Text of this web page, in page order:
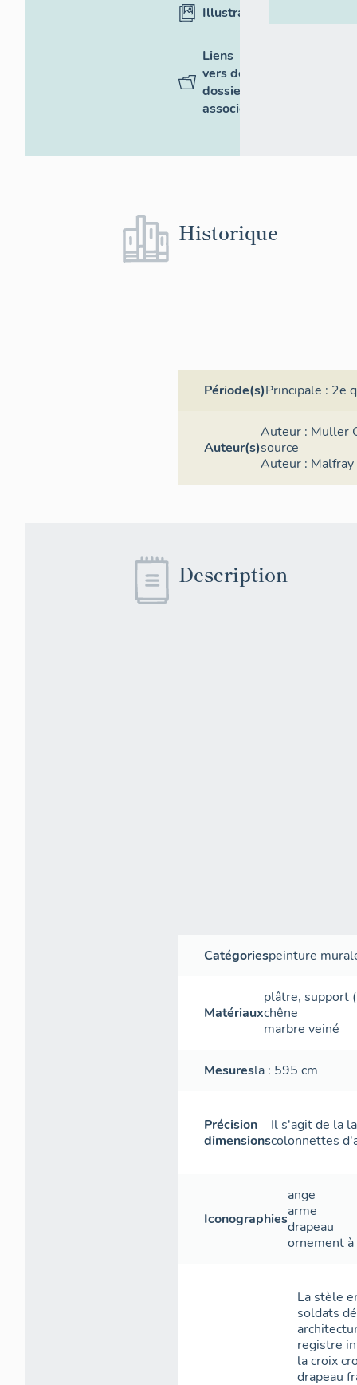
Illustrations
Liens
vers des
dossiers
associés
Historique
Période(s)Principale : 2e
Auteur(s)
Auteur : Muller
source
Auteur : Malfray
Description
Catégoriespeinture
Matériaux
plâtre, support
chêne
marbre veiné
Mesuresla : 595 cm
Précision
dimensions
Il s'agit de la
colonnettes
Iconographies
ange
arme
drapeau
ornement
La stèle
soldats
registre
la croix
drapeau